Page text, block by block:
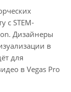
с STEM-
Дизайнеры
в
для
в Vegas Pro